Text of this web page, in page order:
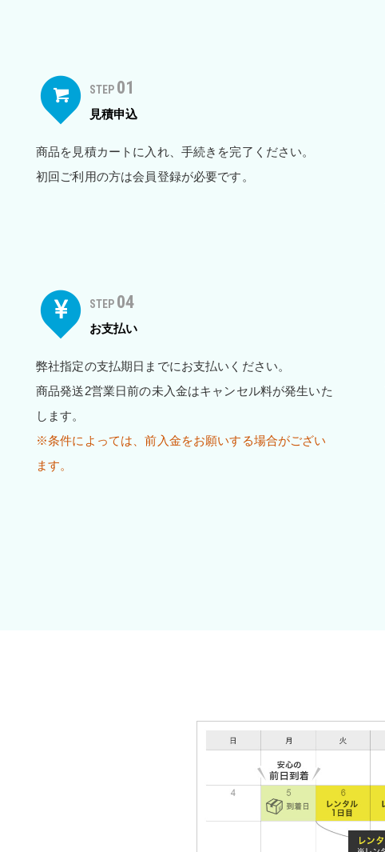
STEP 01
見積申込
商品を見積カートに入れ、手続きを完了ください。
初回ご利用の方は会員登録が必要です。
STEP 04
お支払い
弊社指定の支払期日までにお支払いください。
商品発送2営業日前の未入金はキャンセル料が発生いた
します。
※条件によっては、前入金をお願いする場合がござい
ます。